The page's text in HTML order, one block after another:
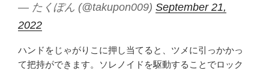
— たくぽん (@takupon009) September 21,
2022
ハンドをじゃがりこに押し当てると、ツメに引っかかっ
て把持ができます。ソレノイドを駆動することでロック